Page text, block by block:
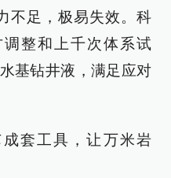
不足，极易失效。科
整和上千次体系试
基钻井液，满足应对
套工具，让万米岩